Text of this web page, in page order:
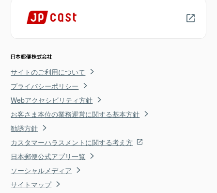
サイトのご利用について
プライバシーポリシー
Webアクセシビリティ方針
お客さま本位の業務運営に関する基本方針
勧誘方針
カスタマーハラスメントに関する考え方
日本郵便公式アプリ一覧
ソーシャルメディア
サイトマップ